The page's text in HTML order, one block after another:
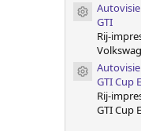
Item
GTI
Rij-
Item
GTI Cup
Rij-
GTI Cup